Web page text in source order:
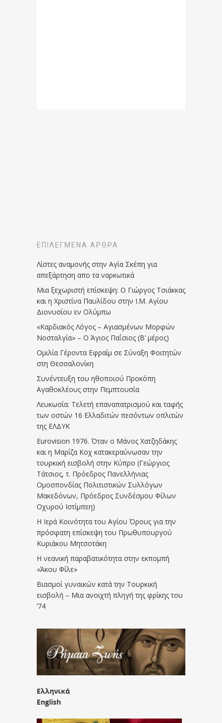
ΕΠΙΛΕΓΜΈΝΑ ΆΡΘΡΑ
Λίστες αναμονής στην Αγία Σκέπη για
απεξάρτηση απο τα ναρκωτικά
Μια ξεχωριστή επίσκεψη: Ο Γιώργος Τσιάκκας
και η Χριστίνα Παυλίδου στην Ι.Μ. Αγίου
Διονυσίου εν Ολύμπω
«Καρδιακός Λόγος – Αγιασμένων Μορφών
Νοσταλγία» – Ο Άγιος Παΐσιος (Β’ μέρος)
Ομιλία Γέροντα Εφραίμ σε Σύναξη Φοιτητών
στη Θεσσαλονίκη
Συνέντευξη του ηθοποιού Προκόπη
Αγαθοκλέους στην Πεμπτουσία
Λευκωσία: Τελετή επαναπατρισμού και ταφής
των οστών 16 Ελλαδιτών πεσόντων οπλιτών
της ΕΛΔΥΚ
Eurovision 1976. Όταν ο Μάνος Χατζηδάκης
και η Μαρίζα Κοχ κατακεραύνωσαν την
τουρκική εισβολή στην Κύπρο (Γεώργιος
Τάτσιος, τ. Πρόεδρος Πανελλήνιας
Ομοσπονδίας Πολιτιστικών Συλλόγων
Μακεδόνων, Πρόεδρος Συνδέσμου Φίλων
Οχυρού Ιστίμπεη)
Η Ιερά Κοινότητα του Αγίου Όρους για την
πρόσφατη επίσκεψη του Πρωθυπουργού
Κυριάκου Μητσοτάκη
Η νεανική παραβατικότητα στην εκπομπή
«Άκου Φίλε»
Βιασμοί γυναικών κατά την Τουρκική
εισβολή – Μια ανοιχτή πληγή της φρίκης του
’74
Ελληνικά
English